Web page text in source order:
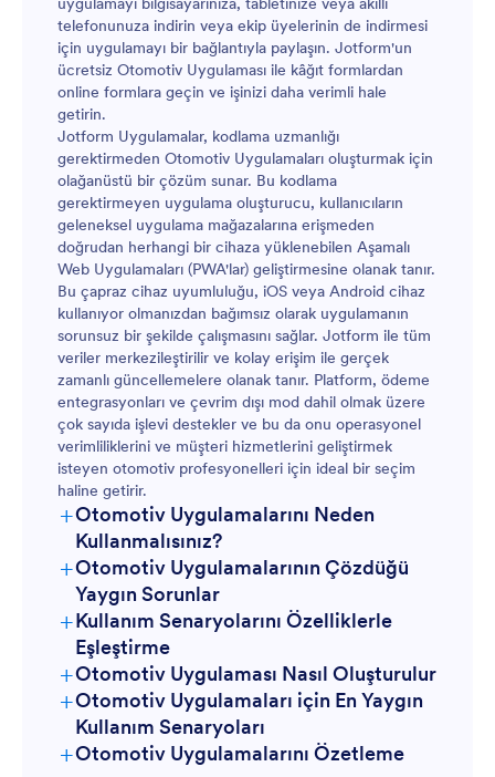
telefonunuza indirin veya ekip üyelerinin de indirmesi
için uygulamayı bir bağlantıyla paylaşın. Jotform'un
ücretsiz Otomotiv Uygulaması ile kâğıt formlardan
online formlara geçin ve işinizi daha verimli hale
getirin.
Jotform Uygulamalar, kodlama uzmanlığı
gerektirmeden Otomotiv Uygulamaları oluşturmak için
olağanüstü bir çözüm sunar. Bu kodlama
gerektirmeyen uygulama oluşturucu, kullanıcıların
geleneksel uygulama mağazalarına erişmeden
doğrudan herhangi bir cihaza yüklenebilen Aşamalı
Web Uygulamaları (PWA'lar) geliştirmesine olanak tanır.
Bu çapraz cihaz uyumluluğu, iOS veya Android cihaz
kullanıyor olmanızdan bağımsız olarak uygulamanın
sorunsuz bir şekilde çalışmasını sağlar. Jotform ile tüm
veriler merkezileştirilir ve kolay erişim ile gerçek
zamanlı güncellemelere olanak tanır. Platform, ödeme
entegrasyonları ve çevrim dışı mod dahil olmak üzere
çok sayıda işlevi destekler ve bu da onu operasyonel
verimliliklerini ve müşteri hizmetlerini geliştirmek
isteyen otomotiv profesyonelleri için ideal bir seçim
haline getirir.
+Otomotiv Uygulamalarını Neden
Kullanmalısınız?
Gelişmiş Planlama ve Randevu
Yönetimi:
+Otomotiv Uygulamalarının Çözdüğü
Yaygın Sorunlar
Çevrim Dışı İşlevsellik:
+Kullanım Senaryolarını Özelliklerle
Eşleştirme
Hizmet Geçmişlerini Takip Etmede Zorluk:
+Otomotiv Uygulaması Nasıl Oluşturulur
Bağlantı, QR Kodu veya Yerleştirme Yoluyla
Paylaşın
+Otomotiv Uygulamaları için En Yaygın
Kullanım Senaryoları
Müşteriler İçin:
+Otomotiv Uygulamalarını Özetleme